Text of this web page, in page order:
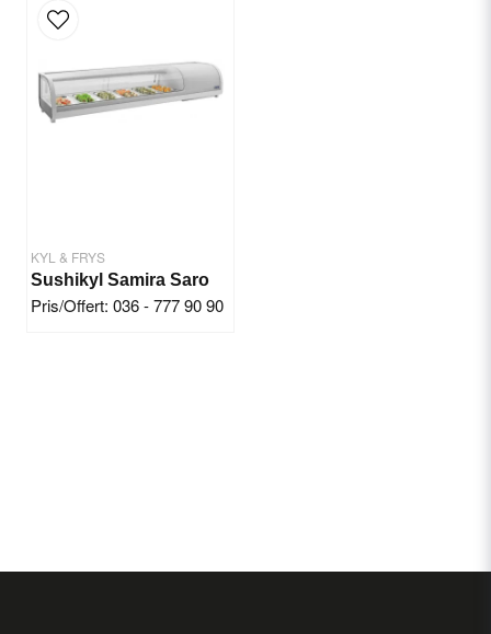
KYL & FRYS
Sushikyl Samira Saro
Pris/Offert: 036 - 777 90 90
Volym: ca. 964 liter
Belysning: 6500 K
Klimatklass: 5 (40 °C, 40 % relativ luftfuktighet)
Mått: 1240x710(h)2055 mm